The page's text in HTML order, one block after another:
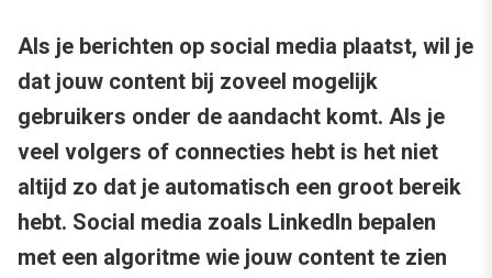
Als je berichten op social media plaatst, wil je
dat jouw content bij zoveel mogelijk
gebruikers onder de aandacht komt. Als je
veel volgers of connecties hebt is het niet
altijd zo dat je automatisch een groot bereik
hebt. Social media zoals LinkedIn bepalen
met een algoritme wie jouw content te zien